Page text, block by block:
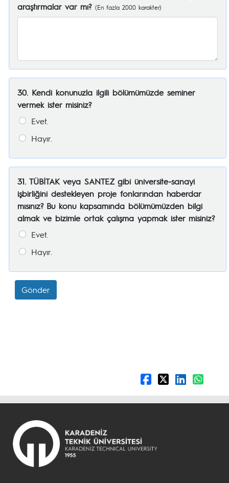
araştırmalar var mı? (En fazla 2000 karakter)
30. Kendi konunuzla ilgili bölümümüzde seminer
vermek ister misiniz?
Evet.
Hayır.
31. TÜBİTAK veya SANTEZ gibi üniversite-sanayi
işbirliğini destekleyen proje fonlarından haberdar
mısınız? Bu konu kapsamında bölümümüzden bilgi
almak ve bizimle ortak çalışma yapmak ister misiniz?
Evet.
Hayır.
Gönder